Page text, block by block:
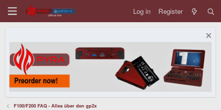
Log in Register
F100/F200 FAQ - Alles über den gp2x